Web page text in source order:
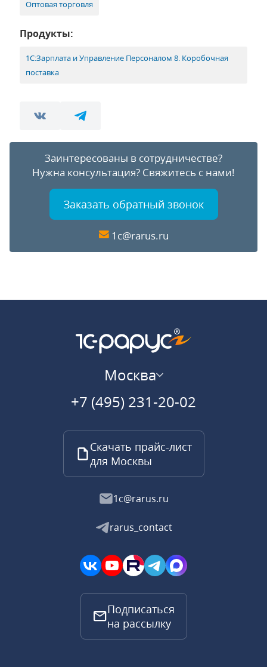
Оптовая торговля
Продукты:
1С:Зарплата и Управление Персоналом 8. Коробочная
поставка
Заинтересованы в сотрудничестве?
Нужна консультация? Свяжитесь с нами!
Заказать обратный звонок
1c@rarus.ru
Москва
+7 (495) 231-20-02
Скачать прайс-лист
для Москвы
1c@rarus.ru
rarus_contact
Подписаться
на рассылку